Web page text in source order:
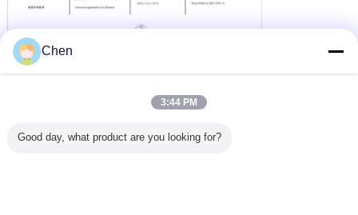
Chen
3:44 PM
Good day, what product are you looking for?